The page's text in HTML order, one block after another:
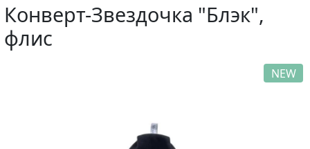
Конверт-Звездочка "Блэк",
флис
NEW